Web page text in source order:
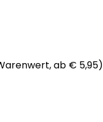
ab € 5,95)